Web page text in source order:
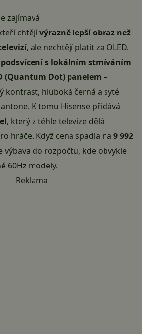
zajímavá
chtějívýrazně lepší obraz než
, ale nechtějí platit za OLED.
podsvícení s lokálním stmíváním
(Quantum Dot) panelem –
kontrast, hluboká černá a syté
K tomu Hisense přidává
, který z téhle televize dělá
hráče. Když cena spadla na 9 992
výbava do rozpočtu, kde obvykle
60Hz modely.
Reklama